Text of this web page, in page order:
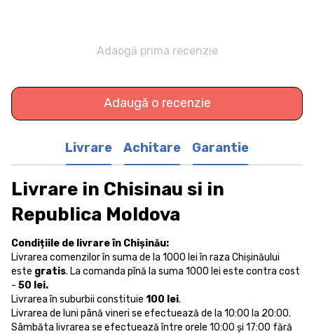
Adaogă prima recenzie
Adaugă o recenzie
Livrare Achitare Garantie
Livrare in Chisinau si in
Republica Moldova
Condițiile de livrare în Chișinău:
Livrarea comenzilor în suma de la 1000 lei în raza Chișinăului
este gratis. La comanda pînă la suma 1000 lei este contra cost
- 50 lei.
Livrarea în suburbii constituie 100 lei.
Livrarea de luni până vineri se efectuează de la 10:00 la 20:00.
Sâmbăta livrarea se efectuează între orele 10:00 și 17:00 fără